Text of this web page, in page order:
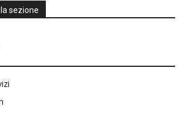
sezione